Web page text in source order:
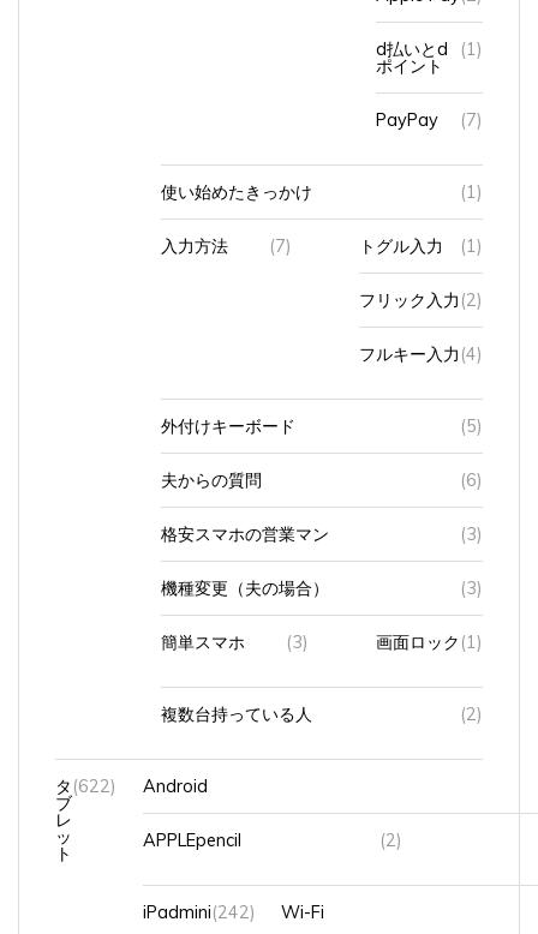
d払いとd
ポイント
(1)
PayPay (7)
使い始めたきっかけ (1)
入力方法 (7) トグル入力 (1)
フリック入力(2)
フルキー入力(4)
外付けキーボード (5)
夫からの質問 (6)
格安スマホの営業マン (3)
機種変更（夫の場合） (3)
簡単スマホ (3) 画面ロック(1)
複数台持っている人 (2)
タ
レ
ッ
ト
(622) Android
APPLEpencil (2)
iPadmini(242) Wi-Fi